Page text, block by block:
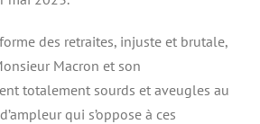
des retraites, injuste et brutale,
Macron et son
totalement sourds et aveugles au
qui s’oppose à ces